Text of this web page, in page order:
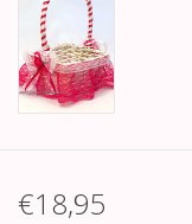
€18,95